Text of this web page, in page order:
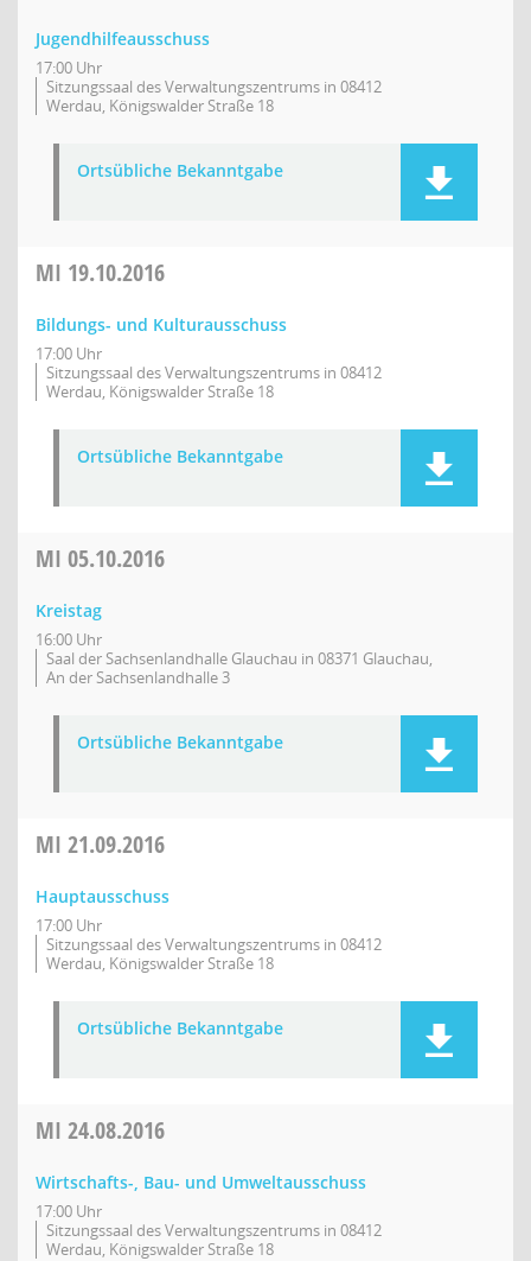
Jugendhilfeausschuss
17:00 Uhr
Sitzungssaal des Verwaltungszentrums in 08412
Werdau, Königswalder Straße 18
Ortsübliche Bekanntgabe
MI 19.10.2016
Bildungs- und Kulturausschuss
17:00 Uhr
Sitzungssaal des Verwaltungszentrums in 08412
Werdau, Königswalder Straße 18
Ortsübliche Bekanntgabe
MI 05.10.2016
Kreistag
16:00 Uhr
Saal der Sachsenlandhalle Glauchau in 08371 Glauchau,
An der Sachsenlandhalle 3
Ortsübliche Bekanntgabe
MI 21.09.2016
Hauptausschuss
17:00 Uhr
Sitzungssaal des Verwaltungszentrums in 08412
Werdau, Königswalder Straße 18
Ortsübliche Bekanntgabe
MI 24.08.2016
Wirtschafts-, Bau- und Umweltausschuss
17:00 Uhr
Sitzungssaal des Verwaltungszentrums in 08412
Werdau, Königswalder Straße 18